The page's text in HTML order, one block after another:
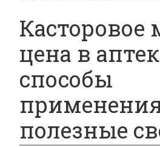
Касторовое
цена в
способы
полезные